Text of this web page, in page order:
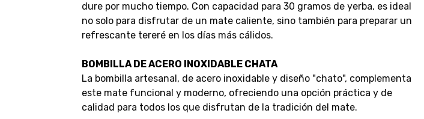
dure por mucho tiempo. Con capacidad para 30 gramos de yerba, es ideal
no solo para disfrutar de un mate caliente, sino también para preparar un
refrescante tereré en los días más cálidos.
BOMBILLA DE ACERO INOXIDABLE CHATA
La bombilla artesanal, de acero inoxidable y diseño "chato", complementa
este mate funcional y moderno, ofreciendo una opción práctica y de
calidad para todos los que disfrutan de la tradición del mate.